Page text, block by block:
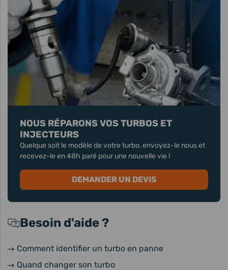
NOUS RÉPARONS VOS TURBOS ET
INJECTEURS
Quelque soit le modèle de votre turbo, envoyez-le nous et
recevez-le en 48h paré pour une nouvelle vie !
DEMANDER UN DEVIS
Besoin d'aide ?
Comment identifier un turbo en panne
Quand changer son turbo